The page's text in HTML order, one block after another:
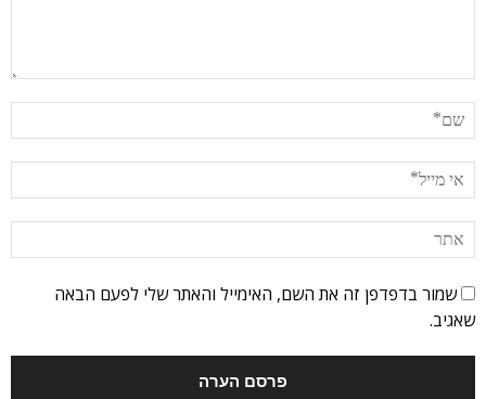
שמור בדפדפן זה את השם, האימייל והאתר שלי לפעם הבאה
שאגיב.